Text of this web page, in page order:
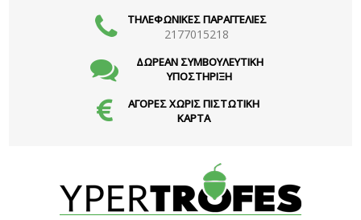
ΤΗΛΕΦΩΝΙΚΕΣ ΠΑΡΑΓΓΕΛΙΕΣ
2177015218
ΔΩΡΕΑΝ ΣΥΜΒΟΥΛΕΥΤΙΚΗ
ΥΠΟΣΤΗΡΙΞΗ
ΑΓΟΡΕΣ ΧΩΡΙΣ ΠΙΣΤΩΤΙΚΗ
ΚΑΡΤΑ